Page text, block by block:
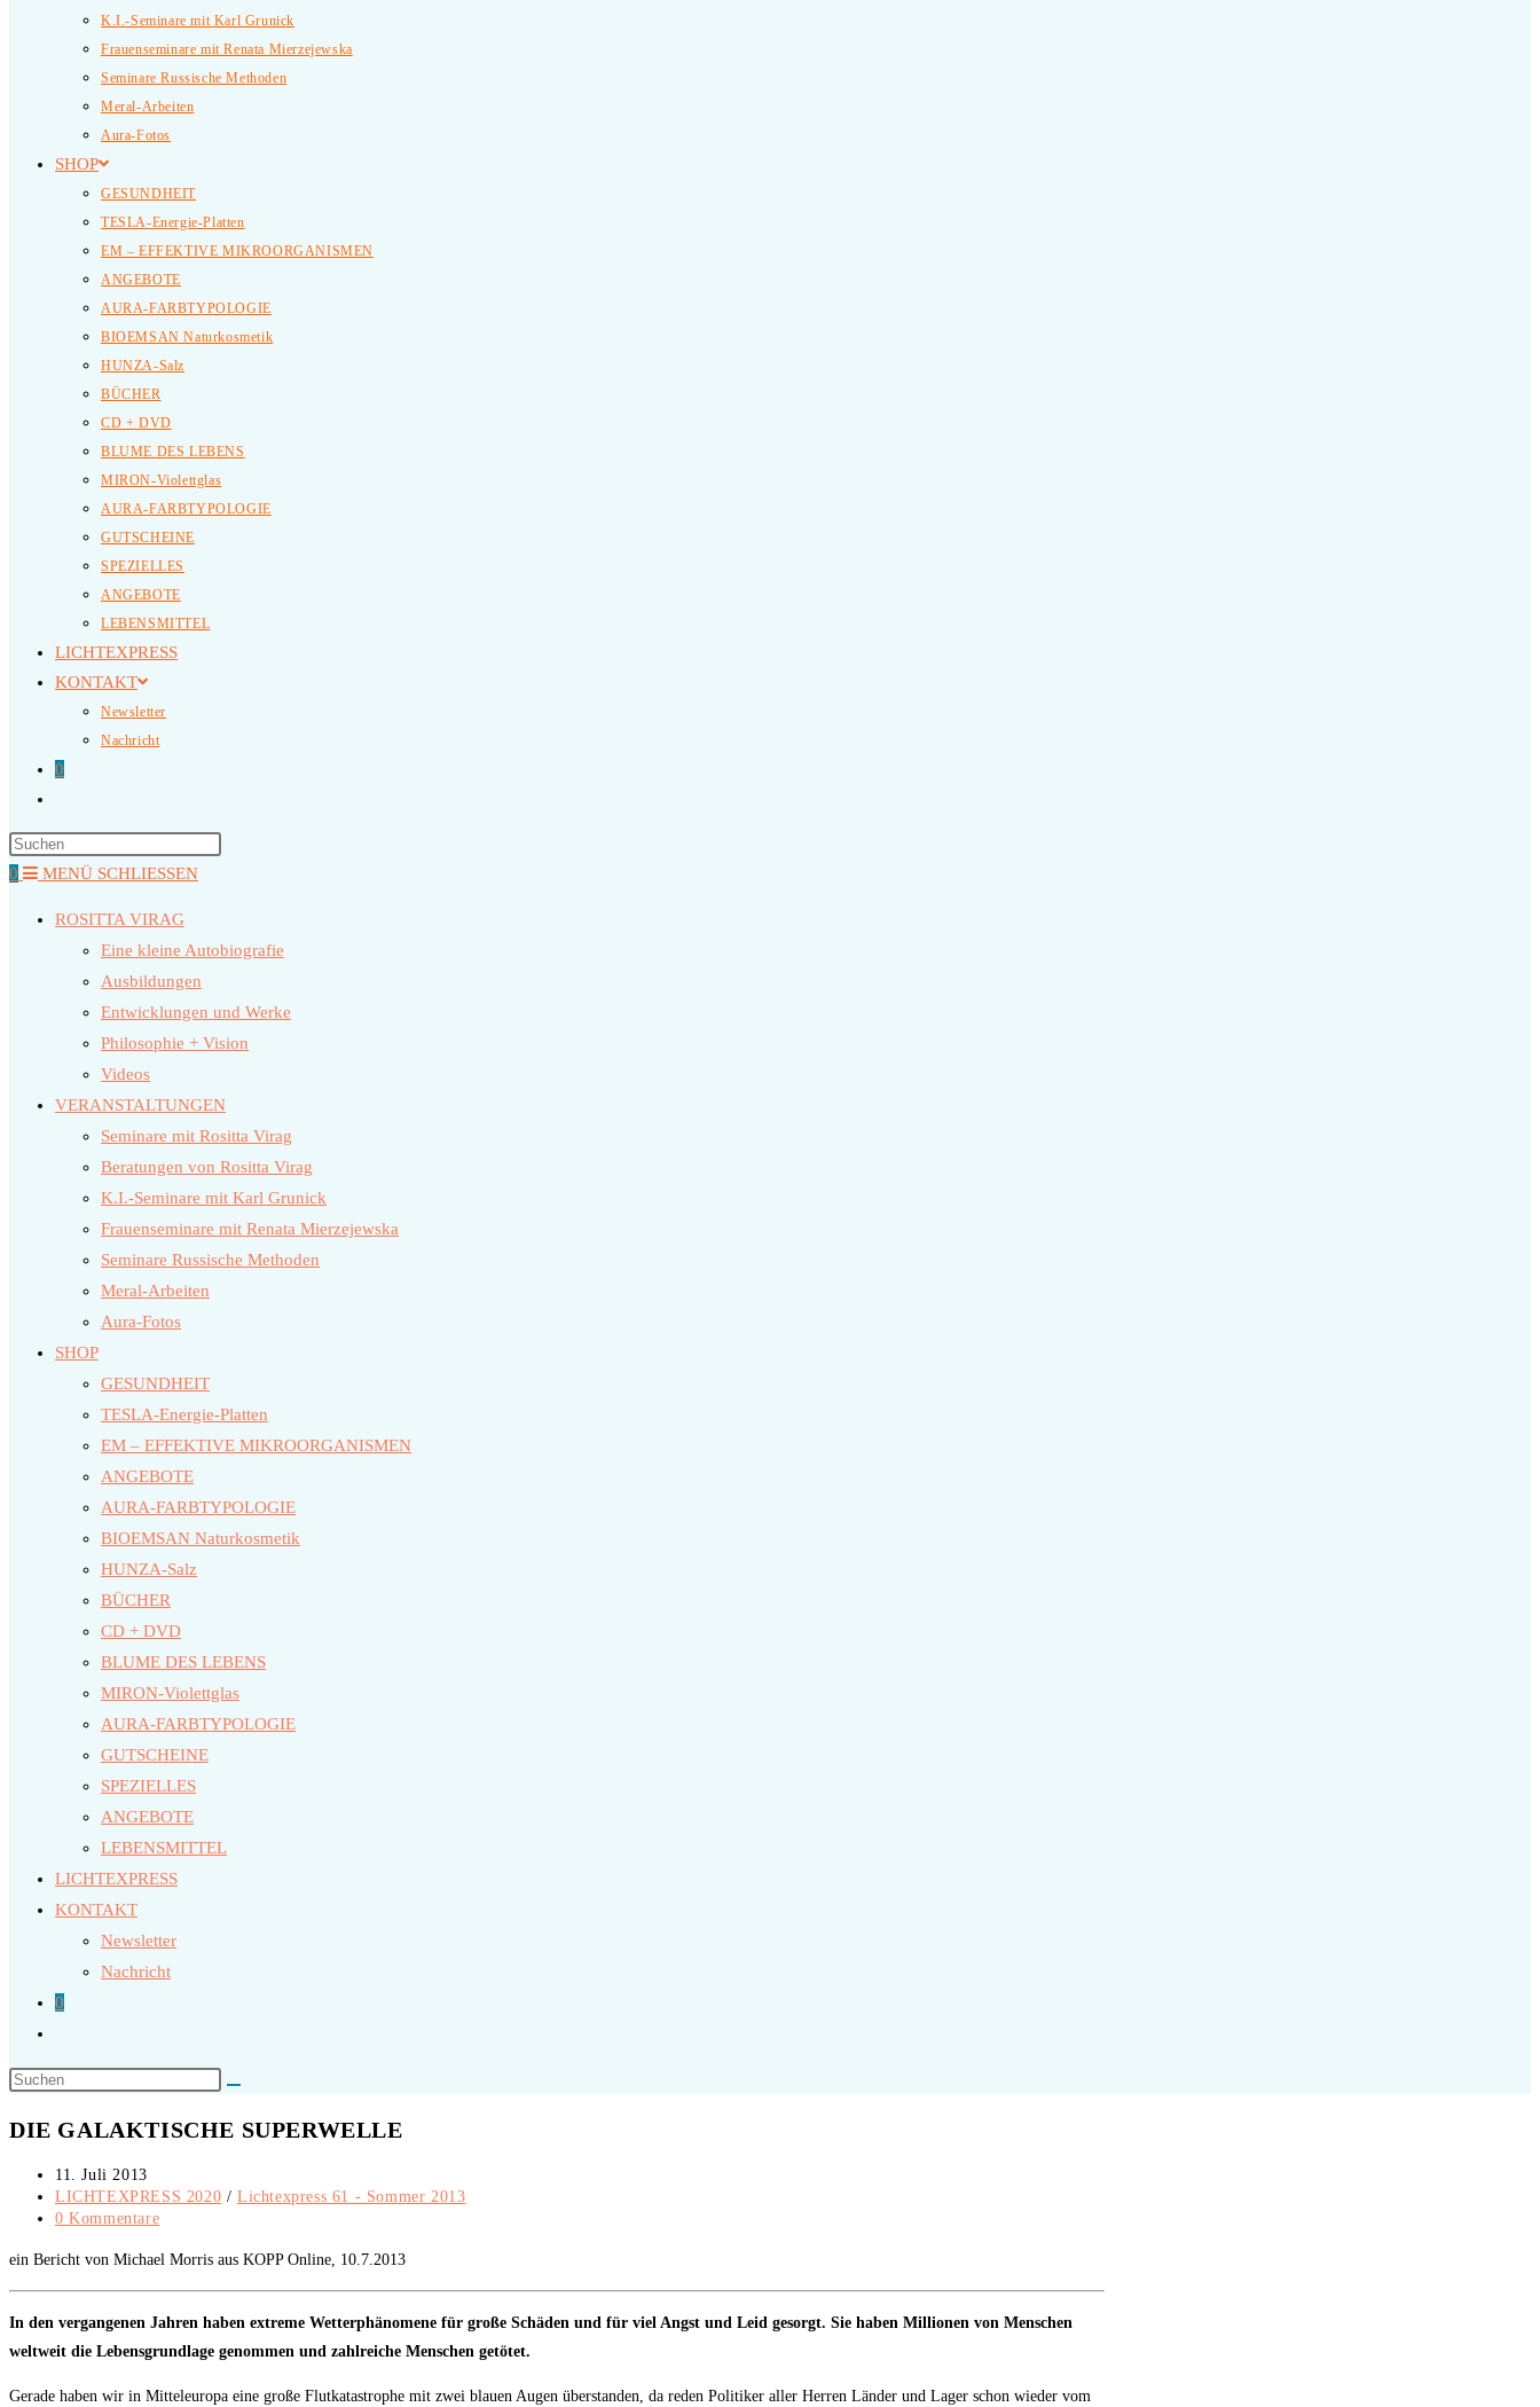
K.I.-Seminare mit Karl Grunick
Frauenseminare mit Renata Mierzejewska
Seminare Russische Methoden
Meral-Arbeiten
Aura-Fotos
SHOP
GESUNDHEIT
TESLA-Energie-Platten
EM – EFFEKTIVE MIKROORGANISMEN
ANGEBOTE
AURA-FARBTYPOLOGIE
BIOEMSAN Naturkosmetik
HUNZA-Salz
BÜCHER
CD + DVD
BLUME DES LEBENS
MIRON-Violettglas
AURA-FARBTYPOLOGIE
GUTSCHEINE
SPEZIELLES
ANGEBOTE
LEBENSMITTEL
LICHTEXPRESS
KONTAKT
Newsletter
Nachricht
0
UMSCHALTEN
0
MENÜ SCHLIESSEN
ROSITTA VIRAG
Eine kleine Autobiografie
Ausbildungen
Entwicklungen und Werke
Philosophie + Vision
Videos
VERANSTALTUNGEN
Seminare mit Rositta Virag
Beratungen von Rositta Virag
K.I.-Seminare mit Karl Grunick
Frauenseminare mit Renata Mierzejewska
Seminare Russische Methoden
Meral-Arbeiten
Aura-Fotos
SHOP
GESUNDHEIT
TESLA-Energie-Platten
EM – EFFEKTIVE MIKROORGANISMEN
ANGEBOTE
AURA-FARBTYPOLOGIE
BIOEMSAN Naturkosmetik
HUNZA-Salz
BÜCHER
CD + DVD
BLUME DES LEBENS
MIRON-Violettglas
AURA-FARBTYPOLOGIE
GUTSCHEINE
SPEZIELLES
ANGEBOTE
LEBENSMITTEL
LICHTEXPRESS
KONTAKT
Newsletter
Nachricht
0
umschalten
DIE GALAKTISCHE SUPERWELLE
Beitrag
veröffentlicht:
11. Juli 2013
Beitrags-
Kategorie:
LICHTEXPRESS 2020 / Lichtexpress 61 - Sommer 2013
Beitrags-
0 Kommentare
ein Bericht von Michael Morris aus KOPP Online, 10.7.2013
In den vergangenen Jahren haben extreme Wetterphänomene für große Schäden und für viel Angst und Leid gesorgt. Sie haben Millionen von Menschen
weltweit die Lebensgrundlage genommen und zahlreiche Menschen getötet.
Gerade haben wir in Mitteleuropa eine große Flutkatastrophe mit zwei blauen Augen überstanden, da reden Politiker aller Herren Länder und Lager schon wieder vom